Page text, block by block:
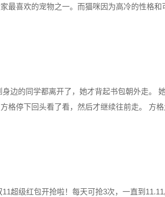
最喜欢的宠物之一。而猫咪因为高冷的性格
边的同学都离开了，她才背起书包朝外走。
格停下回头看了看，然后才继续往前走。 方
11超级红包开抢啦！每天可抢3次，一直到